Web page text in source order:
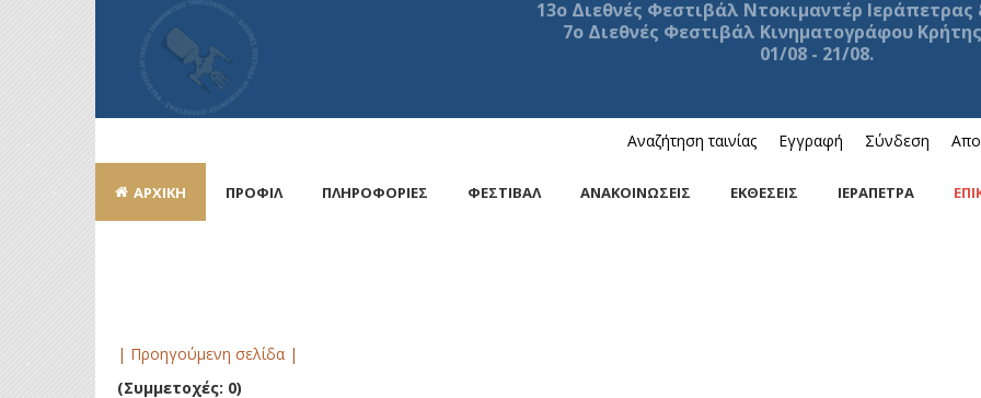
13ο Διεθνές Φεστιβάλ Ντοκιμαντέρ Ιεράπετρας
7ο Διεθνές Φεστιβάλ Κινηματογράφου
01/08 - 21/08.
Αναζήτηση ταινίας Εγγραφή Σύνδεση
ΑΡΧΙΚΗ ΠΡΟΦΙΛ ΠΛΗΡΟΦΟΡΙΕΣ ΦΕΣΤΙΒΑΛ ΑΝΑΚΟΙΝΩΣΕΙΣ ΕΚΘΕΣΕΙΣ ΙΕΡΑΠΕΤΡΑ
| Προηγούμενη σελίδα |
(Συμμετοχές: 0)